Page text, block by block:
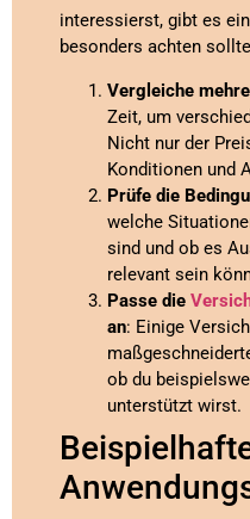
interessierst, gibt es
besonders achten
Vergleiche
Zeit, um
Nicht nur der
Konditionen und
Prüfe die
welche
sind und ob es
relevant sein
Passe die
an: Einige
ob du
unterstützt wirst.